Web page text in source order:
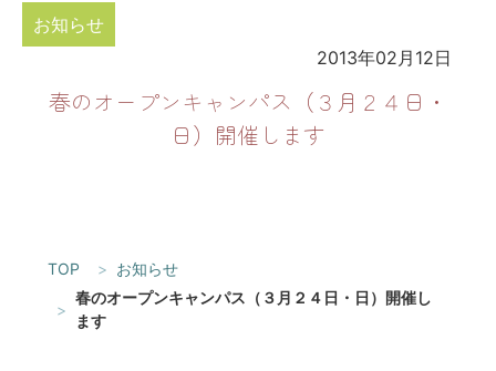
お知らせ
2013年02月12日
春のオープンキャンパス（３月２４日・
日）開催します
TOP
お知らせ
春のオープンキャンパス（３月２４日・日）開催し
ます